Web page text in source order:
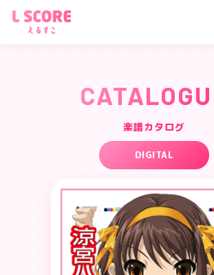
楽譜カタログ
DIGITAL